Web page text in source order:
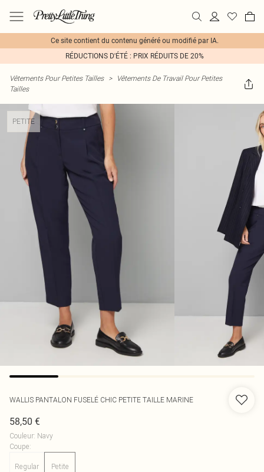
Ce site contient du contenu généré ou modifié par IA.
RÉDUCTIONS D'ÉTÉ : PRIX RÉDUITS DE 20%
Vêtements Pour Petites Tailles >
Vêtements De Travail Pour Petites
Tailles
PETITE
WALLIS PANTALON FUSELÉ CHIC PETITE TAILLE MARINE
58,50 €
Couleur: Navy
Coupe:
Regular Petite